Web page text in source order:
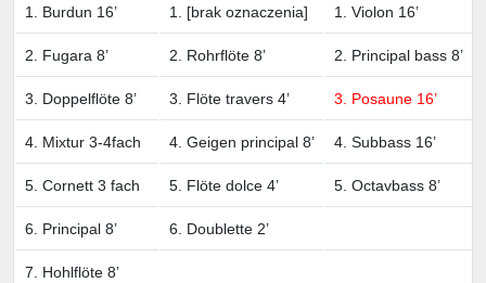
1. Burdun 16’ 1. [brak oznaczenia] 1. Violon 16’
2. Fugara 8’ 2. Rohrflöte 8’ 2. Principal bass 8’
3. Doppelflöte 8’ 3. Flöte travers 4’ 3. Posaune 16’
4. Mixtur 3-4fach 4. Geigen principal 8’ 4. Subbass 16’
5. Cornett 3 fach 5. Flöte dolce 4’ 5. Octavbass 8’
6. Principal 8’ 6. Doublette 2’
7. Hohlflöte 8’